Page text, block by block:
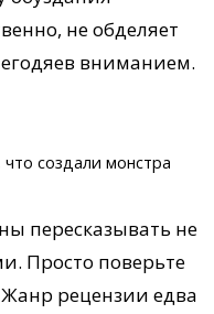
не обделяет
вниманием.
создали монстра
пересказывать не
Просто поверьте
Жанр рецензии едва